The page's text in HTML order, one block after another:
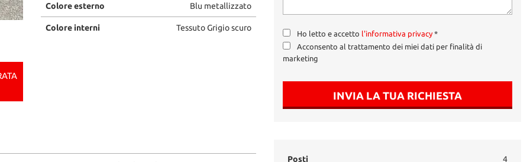
Colore esterno Blu metallizzato
Colore interni Tessuto Grigio scuro
Ho letto e accetto l'informativa privacy*
Acconsento al trattamento dei miei dati per finalità di
marketing
INVIA LA TUA RICHIESTA
Posti 4